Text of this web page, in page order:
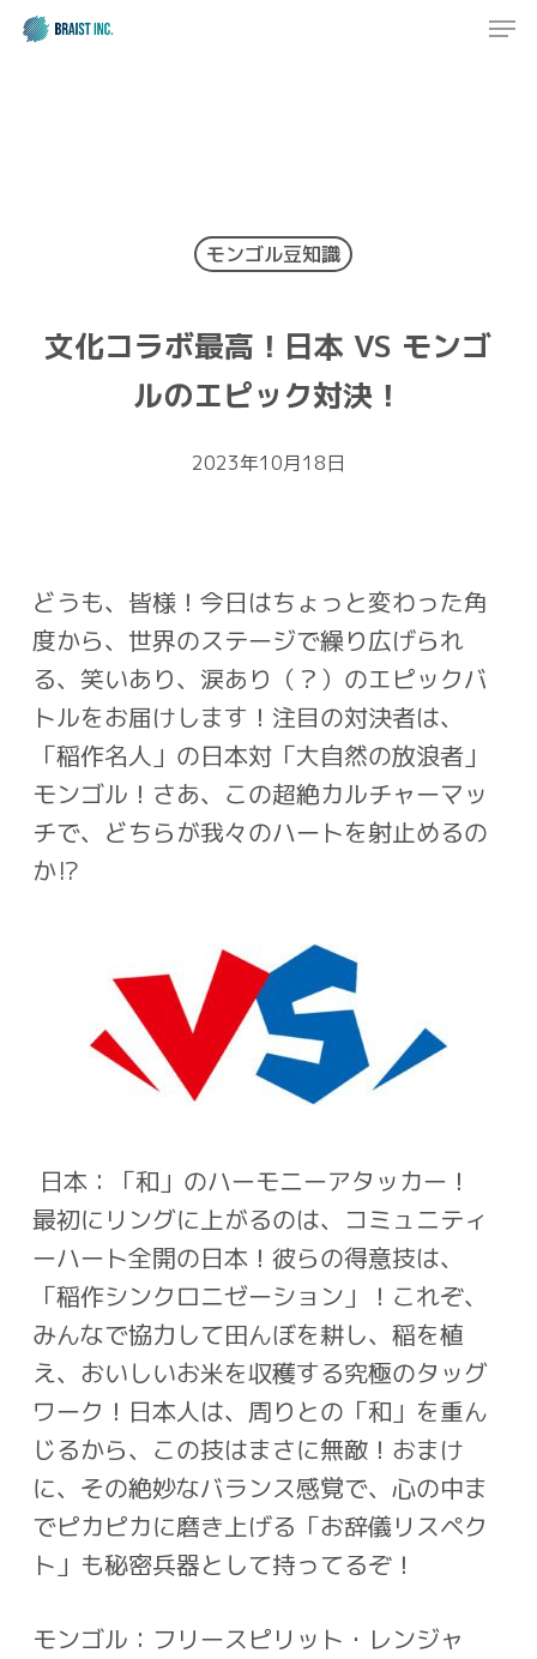
Skip
モンゴル豆知識
文化コラボ最高！日本 VS モンゴ
ルのエピック対決！
2023年10月18日
どうも、皆様！今日はちょっと変わった角
度から、世界のステージで繰り広げられ
る、笑いあり、涙あり（？）のエピックバ
トルをお届けします！注目の対決者は、
「稲作名人」 の日本対「大自然の放浪者」
モンゴル！さあ、この超絶カルチャーマッ
チで、どちらが我々のハートを射止めるの
か⁉️
日本：「和」のハーモニーアタッカー！
最初にリングに上がるのは、コミュニティ
ーハート全開の日本！彼らの得意技は、
「稲作シンクロニゼーション」！これぞ、
みんなで協力して田んぼを耕し、稲を植
え、おいしいお米を収穫する究極のタッグ
ワーク！日本人は、周りとの「和」を重ん
じるから、この技はまさに無敵！おまけ
に、その絶妙なバランス感覚で、心の中ま
でピカピカに磨き上げる 「お辞儀リスペク
ト」も秘密兵器として持ってるぞ！
モンゴル：フリースピリット・レンジャ